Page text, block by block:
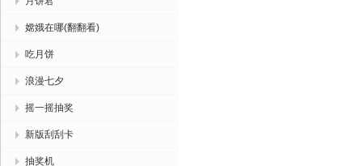
嫦娥在哪(翻翻看)
吃月饼
浪漫七夕
摇一摇抽奖
新版刮刮卡
抽奖机